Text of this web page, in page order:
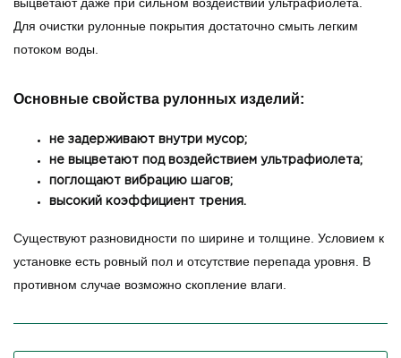
Для очистки рулонные покрытия достаточно смыть легким
потоком воды.
Основные свойства рулонных изделий:
не задерживают внутри мусор;
не выцветают под воздействием ультрафиолета;
поглощают вибрацию шагов;
высокий коэффициент трения.
Существуют разновидности по ширине и толщине. Условием к
установке есть ровный пол и отсутствие перепада уровня. В
противном случае возможно скопление влаги.